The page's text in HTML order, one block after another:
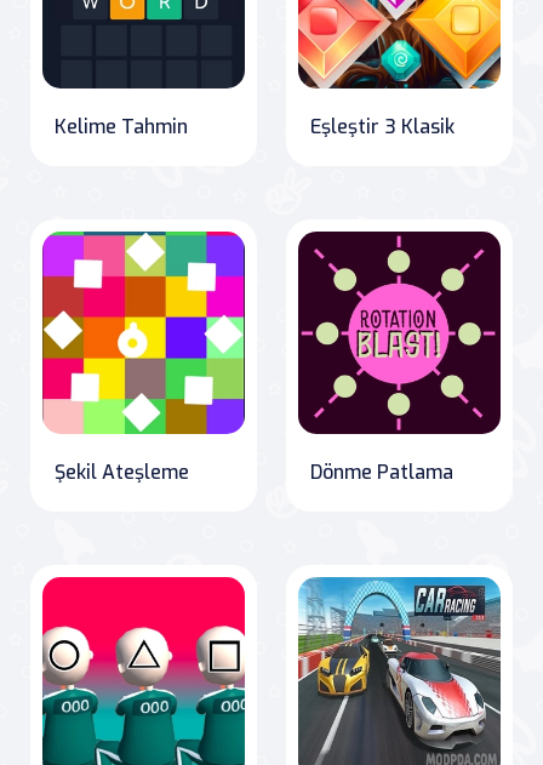
Kelime Tahmin Eşleştir 3 Klasik
Şekil Ateşleme Dönme Patlama